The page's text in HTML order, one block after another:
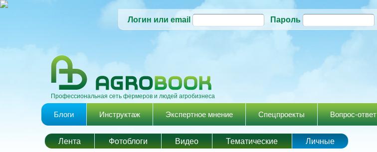
Перейти к
содержанию
Логин или email Пароль
Профессиональная сеть фермеров и людей агробизнеса
Главное меню
Блоги Инструктаж Экспертное мнение Спецпроекты Вопрос-ответ
Лента Фотоблоги Видео Тематические Личные